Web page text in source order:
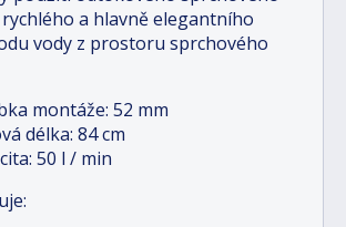
a hlavně elegantního
vody z prostoru sprchového
montáže: 52 mm
délka: 84 cm
50 l / min